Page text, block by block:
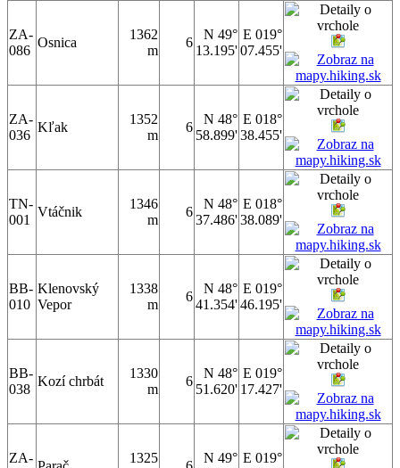
ZA-
086
Osnica
1362
m
6
N 49°
13.195'
E 019°
07.455'
ZA-
036
Kľak
1352
m
6
N 48°
58.899'
E 018°
38.455'
TN-
001
Vtáčnik
1346
m
6
N 48°
37.486'
E 018°
38.089'
BB-
010
Klenovský
Vepor
1338
m
6
N 48°
41.354'
E 019°
46.195'
BB-
038
Kozí chrbát
1330
m
6
N 48°
51.620'
E 019°
17.427'
ZA-
1325
N 49° E 019°